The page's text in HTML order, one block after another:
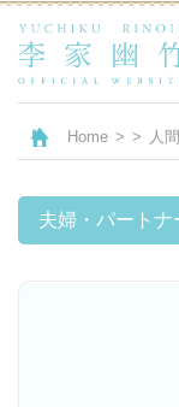
Home > > 人
夫婦・パートナ